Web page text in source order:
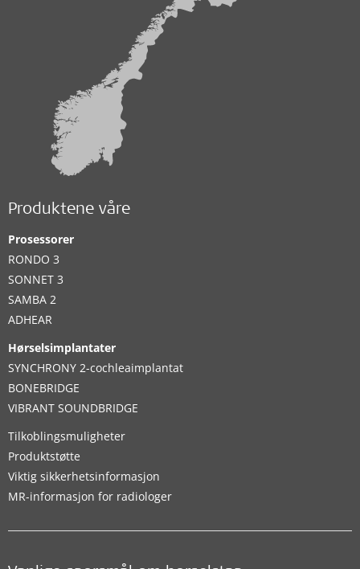
Produktene våre
Prosessorer
RONDO 3
SONNET 3
SAMBA 2
ADHEAR
Hørselsimplantater
SYNCHRONY 2-cochleaimplantat
BONEBRIDGE
VIBRANT SOUNDBRIDGE
Tilkoblingsmuligheter
Produktstøtte
Viktig sikkerhetsinformasjon
MR-informasjon for radiologer